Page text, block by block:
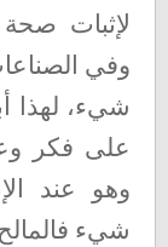
لإثبات
وفي
شيء، لهذا
على فكر
وهو عند
شيء